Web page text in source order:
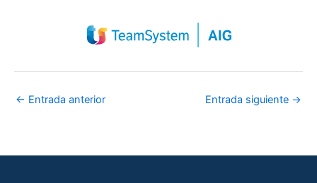
← Entrada anterior Entrada siguiente →